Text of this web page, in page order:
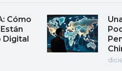
Cómo
Digital